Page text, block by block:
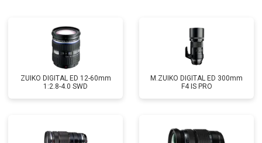
ZUIKO DIGITAL ED 12-60mm
1:2.8-4.0 SWD
M.ZUIKO DIGITAL ED 300mm
F4 IS PRO